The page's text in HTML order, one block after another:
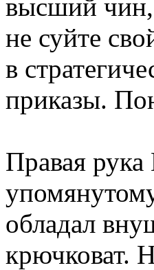
высший чин,
не суйте
в
приказы.
Правая
обладал
крючковат.